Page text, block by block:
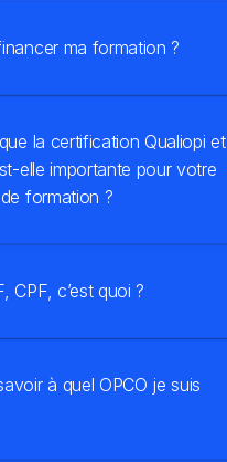
la certification Qualiopi et
elle importante pour votre
formation ?
à quel OPCO je suis
ma formation ?
CPF, c’est quoi ?